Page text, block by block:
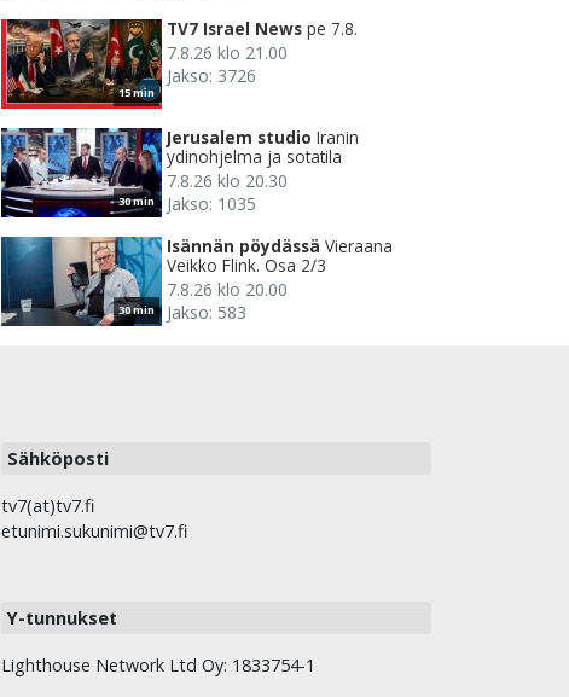
15 min
TV7 Israel News pe 7.8.
7.8.26 klo 21.00
Jakso: 3726
30 min
Jerusalem studio Iranin
ydinohjelma ja sotatila
7.8.26 klo 20.30
Jakso: 1035
30 min
Isännän pöydässä Vieraana
Veikko Flink. Osa 2/3
7.8.26 klo 20.00
Jakso: 583
Sähköposti
tv7(at)tv7.fi
etunimi.sukunimi@tv7.fi
Y-tunnukset
Lighthouse Network Ltd Oy: 1833754-1